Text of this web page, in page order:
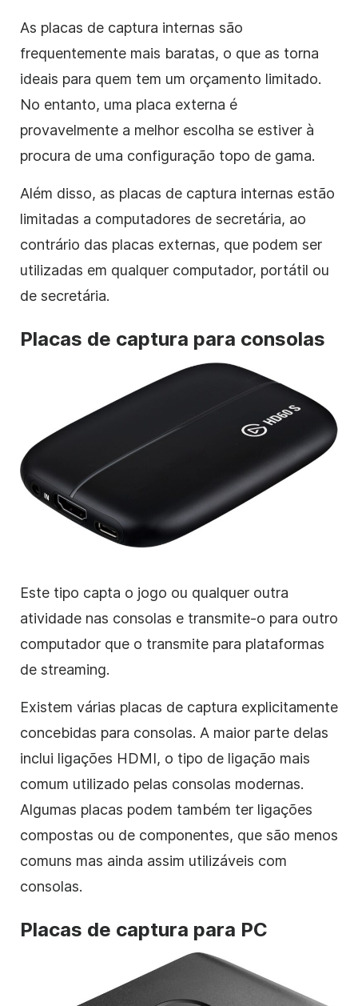
As placas de captura internas são
frequentemente mais baratas, o que as torna
ideais para quem tem um orçamento limitado.
No entanto, uma placa externa é
provavelmente a melhor escolha se estiver à
procura de uma configuração topo de gama.
Além disso, as placas de captura internas estão
limitadas a computadores de secretária, ao
contrário das placas externas, que podem ser
utilizadas em qualquer computador, portátil ou
de secretária.
Placas de captura para consolas
Este tipo capta o jogo ou qualquer outra
atividade nas consolas e transmite-o para outro
computador que o transmite para plataformas
de streaming.
Existem várias placas de captura explicitamente
concebidas para consolas. A maior parte delas
inclui ligações HDMI, o tipo de ligação mais
comum utilizado pelas consolas modernas.
Algumas placas podem também ter ligações
compostas ou de componentes, que são menos
comuns mas ainda assim utilizáveis com
consolas.
Placas de captura para PC